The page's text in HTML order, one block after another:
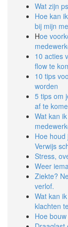
Wat zijn
Hoe kan
bij mijn
Hoe
10 acties
flow te
10 tips
worden
5 tips om
af te
Wat kan
Hoe
Verwijs
Stress,
Weer
Ziekte?
verlof.
Wat kan
klachten
Hoe